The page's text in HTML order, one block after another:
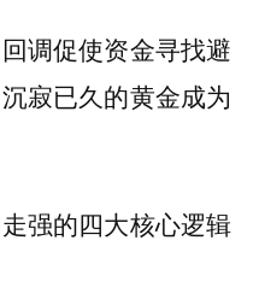
调促使资金寻找避
寂已久的黄金成为
强的四大核心逻辑